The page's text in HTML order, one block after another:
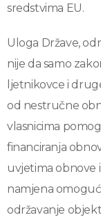
sredstvima EU.
Uloga Države,
nije da samo
ljetnikovce i
od nestručne
vlasnicima
financiranja
uvjetima obnove
namjena
održavanje